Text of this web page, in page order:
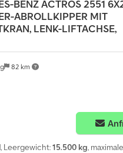
82 km
BENZACTROS 2551
ABROLLKIPPER MIT
LENK-LIFTACHSE,
, Leergewicht:15.500 kg,